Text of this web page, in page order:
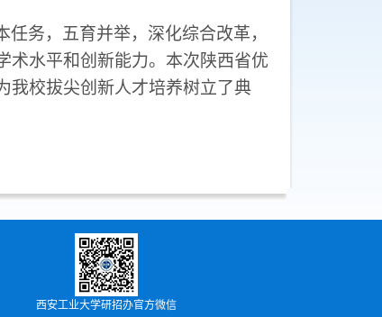
务，五育并举，深化综合改革，
术水平和创新能力。本次陕西省优
我校拔尖创新人才培养树立了典
西安工业大学研招办官方微信